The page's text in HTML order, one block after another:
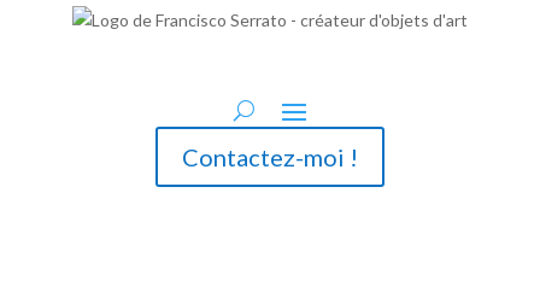
Contactez-moi !